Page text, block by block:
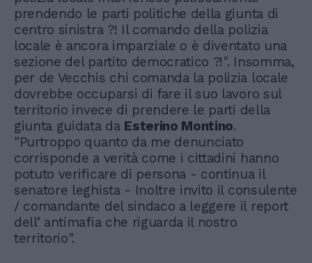
prendendo le parti politiche della giunta di
centro sinistra ?! Il comando della polizia
locale è ancora imparziale o è diventato una
sezione del partito democratico ?!". Insomma,
per de Vecchis chi comanda la polizia locale
dovrebbe occuparsi di fare il suo lavoro sul
territorio invece di prendere le parti della
giunta guidata da Esterino Montino.
"Purtroppo quanto da me denunciato
corrisponde a verità come i cittadini hanno
potuto verificare di persona - continua il
senatore leghista - Inoltre invito il consulente
/ comandante del sindaco a leggere il report
dell’ antimafia che riguarda il nostro
territorio".